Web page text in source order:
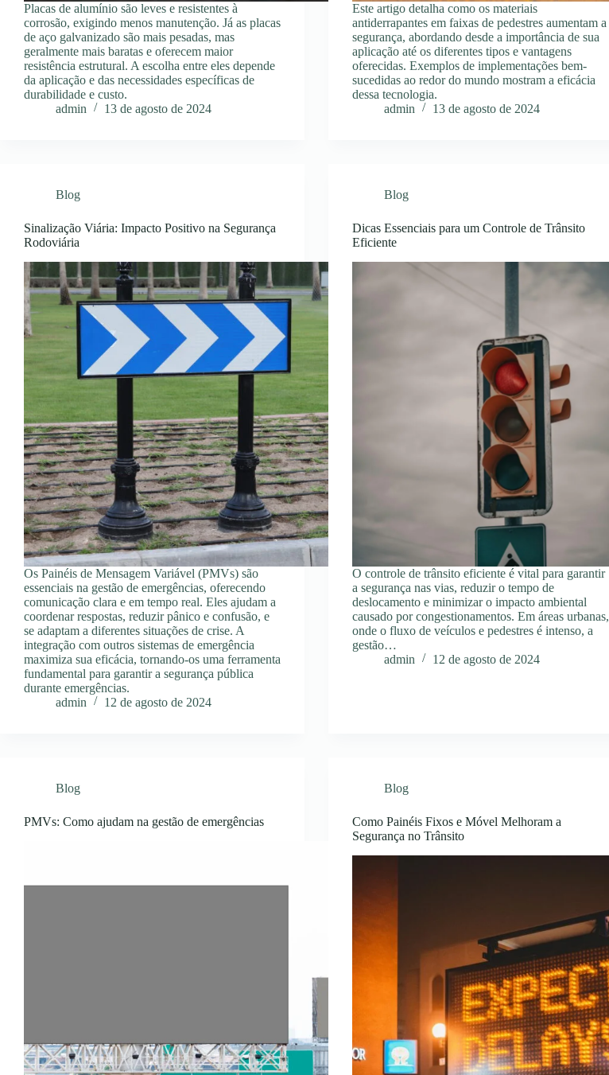
Placas de alumínio são leves e resistentes à
corrosão, exigindo menos manutenção. Já as placas
de aço galvanizado são mais pesadas, mas
geralmente mais baratas e oferecem maior
resistência estrutural. A escolha entre eles depende
da aplicação e das necessidades específicas de
durabilidade e custo.
admin
13 de agosto de 2024
Este artigo detalha como os materiais
antiderrapantes em faixas de pedestres aumentam a
segurança, abordando desde a importância de sua
aplicação até os diferentes tipos e vantagens
oferecidas. Exemplos de implementações bem-
sucedidas ao redor do mundo mostram a eficácia
dessa tecnologia.
admin
13 de agosto de 2024
Blog
Sinalização Viária: Impacto Positivo na Segurança
Rodoviária
Os Painéis de Mensagem Variável (PMVs) são
essenciais na gestão de emergências, oferecendo
comunicação clara e em tempo real. Eles ajudam a
coordenar respostas, reduzir pânico e confusão, e
se adaptam a diferentes situações de crise. A
integração com outros sistemas de emergência
maximiza sua eficácia, tornando-os uma ferramenta
fundamental para garantir a segurança pública
durante emergências.
admin
12 de agosto de 2024
Blog
Dicas Essenciais para um Controle de Trânsito
Eficiente
O controle de trânsito eficiente é vital para garantir
a segurança nas vias, reduzir o tempo de
deslocamento e minimizar o impacto ambiental
causado por congestionamentos. Em áreas urbanas,
onde o fluxo de veículos e pedestres é intenso, a
gestão…
admin
12 de agosto de 2024
Blog
PMVs: Como ajudam na gestão de emergências
Blog
Como Painéis Fixos e Móvel Melhoram a
Segurança no Trânsito